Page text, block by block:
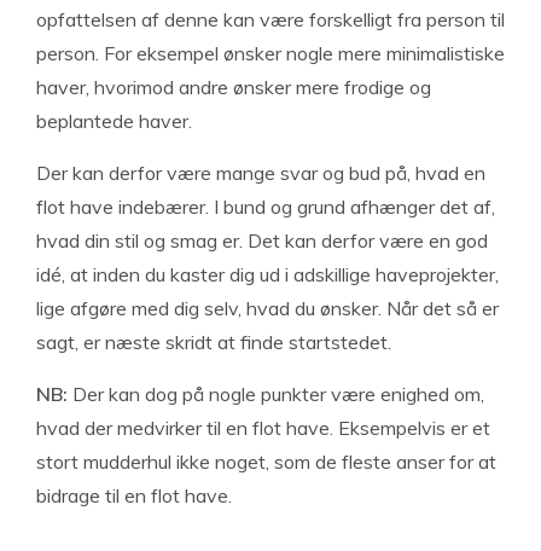
opfattelsen af denne kan være forskelligt fra person til
person. For eksempel ønsker nogle mere minimalistiske
haver, hvorimod andre ønsker mere frodige og
beplantede haver.
Der kan derfor være mange svar og bud på, hvad en
flot have indebærer. I bund og grund afhænger det af,
hvad din stil og smag er. Det kan derfor være en god
idé, at inden du kaster dig ud i adskillige haveprojekter,
lige afgøre med dig selv, hvad du ønsker. Når det så er
sagt, er næste skridt at finde startstedet.
NB: Der kan dog på nogle punkter være enighed om,
hvad der medvirker til en flot have. Eksempelvis er et
stort mudderhul ikke noget, som de fleste anser for at
bidrage til en flot have.